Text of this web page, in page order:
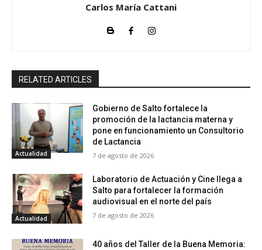
Carlos María Cattani
RELATED ARTICLES
Actualidad
Gobierno de Salto fortalece la
promoción de la lactancia materna y
pone en funcionamiento un Consultorio
de Lactancia
7 de agosto de 2026
Actualidad
Laboratorio de Actuación y Cine llega a
Salto para fortalecer la formación
audiovisual en el norte del país
7 de agosto de 2026
40 años del Taller de la Buena Memoria: